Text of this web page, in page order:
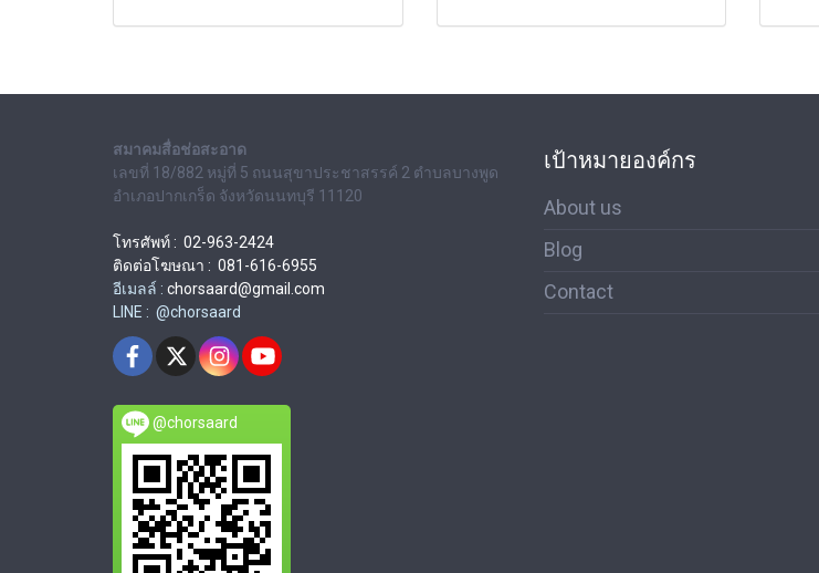
สมาคมสื่อช่อสะอาด
เลขที่ 18/882 หมู่ที่ 5 ถนนสุขาประชาสรรค์ 2 ตำบลบางพูด
อำเภอปากเกร็ด จังหวัดนนทบุรี 11120
โทรศัพท์ : 02-963-2424
ติดต่อโฆษณา : 081-616-6955
อีเมลล์ : chorsaard@gmail.com
LINE : @chorsaard
@chorsaard
เป้าหมายองค์กร
About us
Blog
Contact